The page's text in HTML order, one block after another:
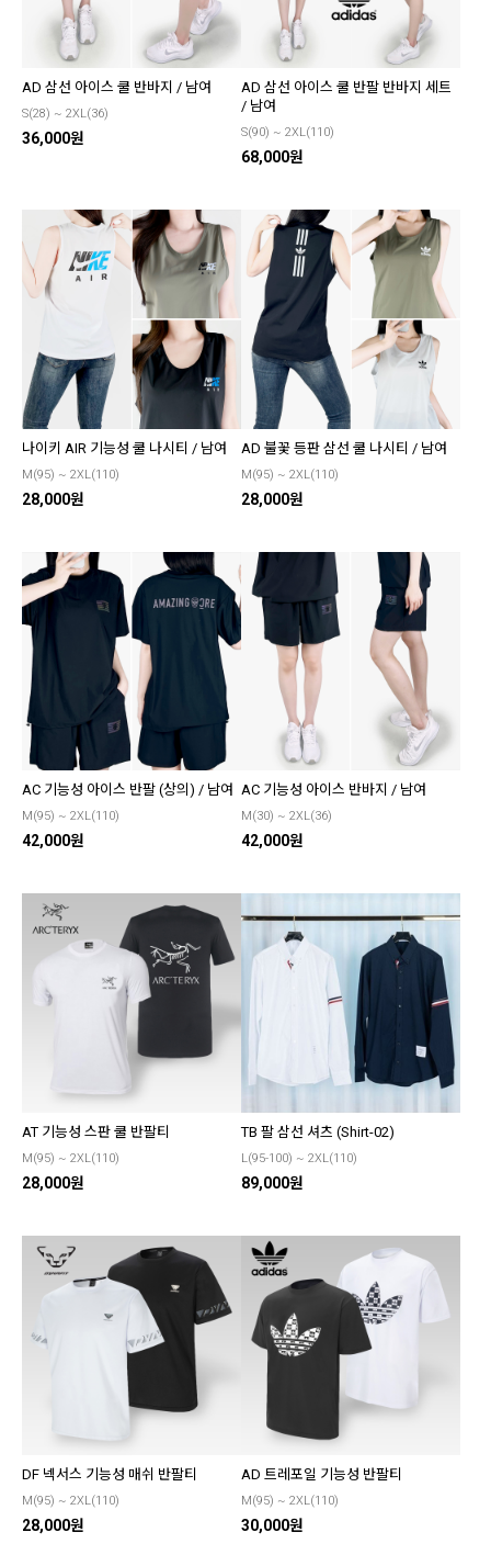
AD 삼선 아이스 쿨 반바지 / 남여
S(28) ~ 2XL(36)
36,000원
AD 삼선 아이스 쿨 반팔 반바지 세트
/ 남여
S(90) ~ 2XL(110)
68,000원
나이키 AIR 기능성 쿨 나시티 / 남여
M(95) ~ 2XL(110)
28,000원
AD 불꽃 등판 삼선 쿨 나시티 / 남여
M(95) ~ 2XL(110)
28,000원
AC 기능성 아이스 반팔 (상의) / 남여
M(95) ~ 2XL(110)
42,000원
AC 기능성 아이스 반바지 / 남여
M(30) ~ 2XL(36)
42,000원
AT 기능성 스판 쿨 반팔티
M(95) ~ 2XL(110)
28,000원
TB 팔 삼선 셔츠 (Shirt-02)
L(95-100) ~ 2XL(110)
89,000원
DF 넥서스 기능성 매쉬 반팔티
M(95) ~ 2XL(110)
28,000원
AD 트레포일 기능성 반팔티
M(95) ~ 2XL(110)
30,000원